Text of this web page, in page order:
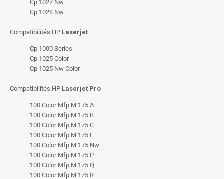
Cp 1027 Nw
Cp 1028 Nw
Compatibilités HP Laserjet
Cp 1000 Series
Cp 1025 Color
Cp 1025 Nw Color
Compatibilités HP Laserjet Pro
100 Color Mfp M 175 A
100 Color Mfp M 175 B
100 Color Mfp M 175 C
100 Color Mfp M 175 E
100 Color Mfp M 175 Nw
100 Color Mfp M 175 P
100 Color Mfp M 175 Q
100 Color Mfp M 175 R